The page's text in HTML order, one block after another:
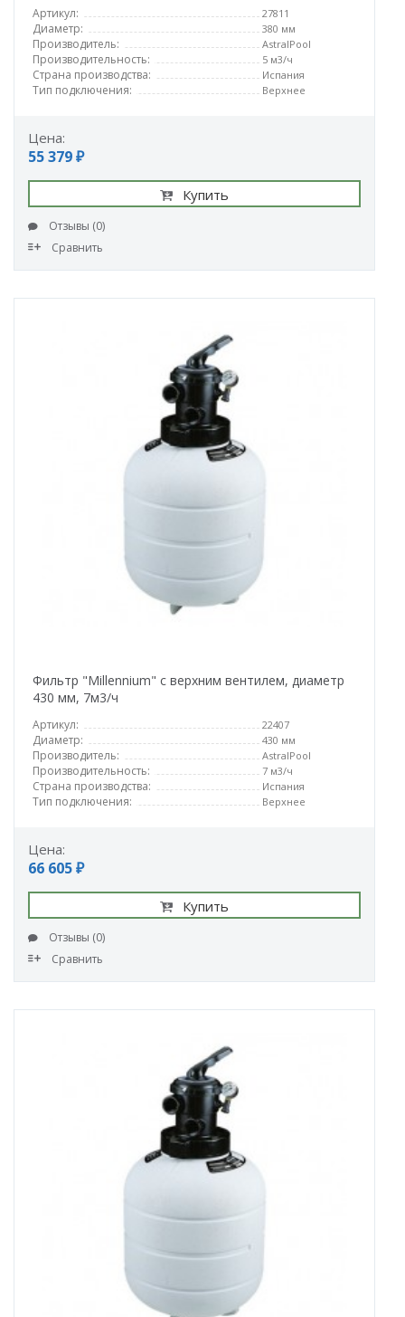
Артикул: 27811
Диаметр: 380 мм
Производитель: AstralPool
Производительность: 5 м3/ч
Страна производства: Испания
Тип подключения: Верхнее
Цена:
55 379 ₽
Купить
Отзывы (0)
Сравнить
Фильтр "Millennium" с верхним вентилем, диаметр
430 мм, 7м3/ч
Артикул: 22407
Диаметр: 430 мм
Производитель: AstralPool
Производительность: 7 м3/ч
Страна производства: Испания
Тип подключения: Верхнее
Цена:
66 605 ₽
Купить
Отзывы (0)
Сравнить